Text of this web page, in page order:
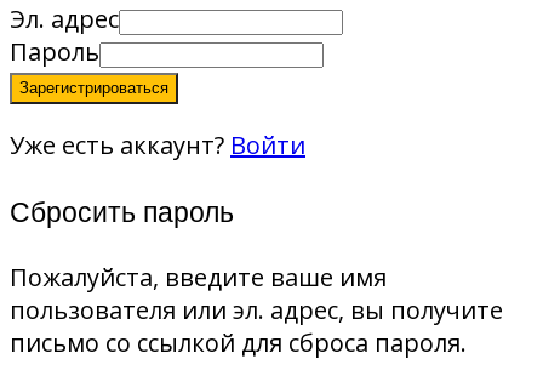
Эл. адрес
Пароль
Зарегистрироваться
Уже есть аккаунт? Войти
Сбросить пароль
Пожалуйста, введите ваше имя
пользователя или эл. адрес, вы получите
письмо со ссылкой для сброса пароля.